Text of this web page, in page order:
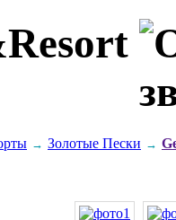
→ Золотые Пески →